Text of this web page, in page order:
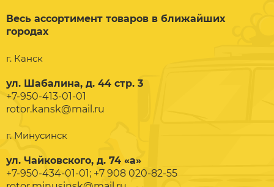
Весь ассортимент товаров в ближайших
городах
г. Канск
ул. Шабалина, д. 44 стр. 3
+7-950-413-01-01
rotor.kansk@mail.ru
г. Минусинск
ул. Чайковского, д. 74 «а»
+7-950-434-01-01; +7 908 020-82-55